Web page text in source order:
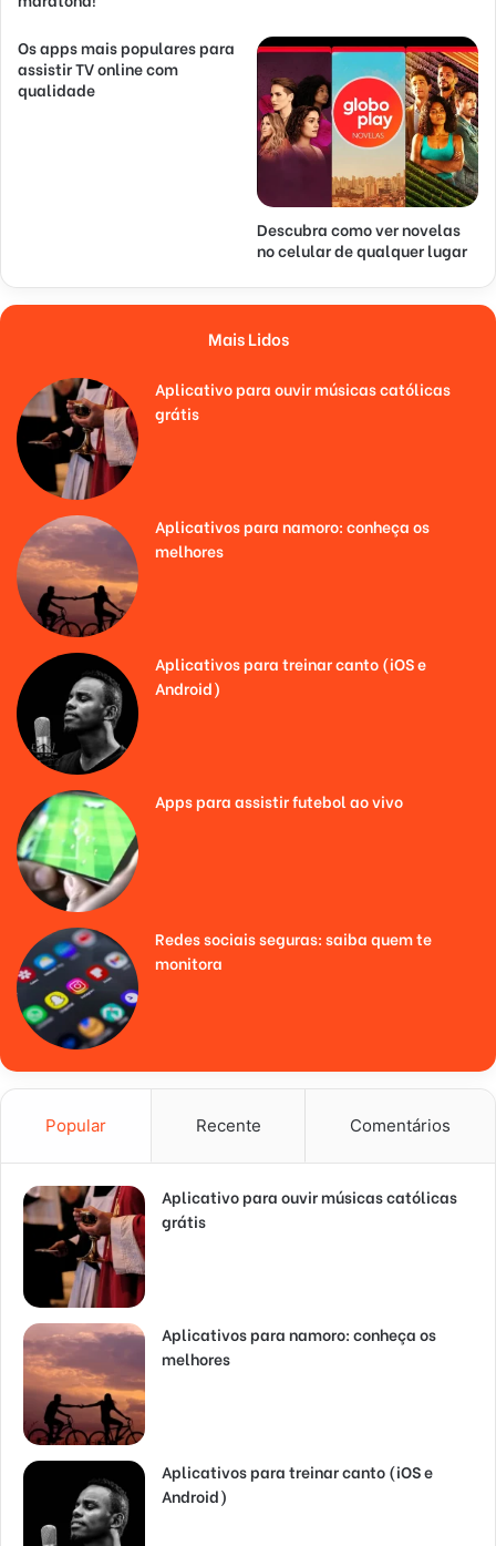
Os apps mais populares para
assistir TV online com
qualidade
Descubra como ver novelas
no celular de qualquer lugar
Mais Lidos
Aplicativo para ouvir músicas católicas
grátis
Aplicativos para namoro: conheça os
melhores
Aplicativos para treinar canto (iOS e
Android)
Apps para assistir futebol ao vivo
Redes sociais seguras: saiba quem te
monitora
Popular Recente Comentários
Aplicativo para ouvir músicas católicas
grátis
Aplicativos para namoro: conheça os
melhores
Aplicativos para treinar canto (iOS e
Android)